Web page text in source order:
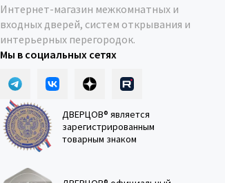
Интернет-магазин межкомнатных и
входных дверей, систем открывания и
интерьерных перегородок.
Мы в социальных сетях
ДВЕРЦОВ® является
зарегистрированным
товарным знаком